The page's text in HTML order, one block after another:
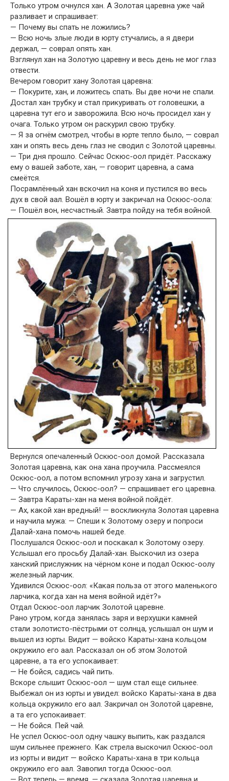
Только утром очнулся хан. А Золотая царевна уже чай
разливает и спрашивает:
— Почему вы спать не ложились?
— Всю ночь злые люди в юрту стучались, а я двери
держал, — соврал опять хан.
Взглянул хан на Золотую царевну и весь день не мог глаз
отвести.
Вечером говорит хану Золотая царевна:
— Покурите, хан, и ложитесь спать. Вы две ночи не спали.
Достал хан трубку и стал прикуривать от головешки, а
царевна тут его и заворожила. Всю ночь просидел хан у
очага. Только утром он раскурил свою трубку.
— Я за огнём смотрел, чтобы в юрте тепло было, — соврал
хан и опять весь день глаз не сводил с Золотой царевны.
— Три дня прошло. Сейчас Оскюс-оол придёт. Расскажу
ему о вашей заботе, хан, — говорит царевна, а сама
смеётся.
Посрамлённый хан вскочил на коня и пустился во весь
дух в свой аал. Вошёл в юрту и закричал на Оскюс-оола:
— Пошёл вон, несчастный. Завтра пойду на тебя войной.
Вернулся опечаленный Оскюс-оол домой. Рассказала
Золотая царевна, как она хана проучила. Рассмеялся
Оскюс-оол, а потом вспомнил угрозу хана и загрустил.
— Что случилось, Оскюс-оол? — спрашивает его царевна.
— Завтра Караты-хан на меня войной пойдёт.
— Ах, какой хан вредный! — воскликнула Золотая царевна
и научила мужа: — Спеши к Золотому озеру и попроси
Далай-хана помочь нашей беде.
Послушался Оскюс-оол и поскакал к Золотому озеру.
Услышал его просьбу Далай-хан. Выскочил из озера
ханский прислужник на чёрном коне и подал Оскюс-оолу
железный ларчик.
Удивился Оскюс-оол: «Какая польза от этого маленького
ларчика, когда хан на меня войной идёт?»
Отдал Оскюс-оол ларчик Золотой царевне.
Рано утром, когда занялась заря и верхушки камней
стали золотисто-пёстрыми от солнца, услышал он шум и
вышел из юрты. Видит — войско Караты-хана кольцом
окружило его аал. Рассказал он об этом Золотой
царевне, а та его успокаивает:
— Не бойся, садись чай пить.
Вскоре слышит Оскюс-оол — шум стал еще сильнее.
Выбежал он из юрты и увидел: войско Караты-хана в два
кольца окружило его аал. Закричал он Золотой царевне,
а та его успокаивает:
— Не бойся. Пей чай.
Не успел Оскюс-оол одну чашку выпить, как раздался
шум сильнее прежнего. Как стрела выскочил Оскюс-оол
из юрты и видит — войско Караты-хана в три кольца
окружило его аал. Завопил тогда Оскюс-оол.